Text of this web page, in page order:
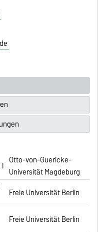
I Otto-von-Guericke-
Universität Magdeburg
Freie Universität Berlin
Freie Universität Berlin